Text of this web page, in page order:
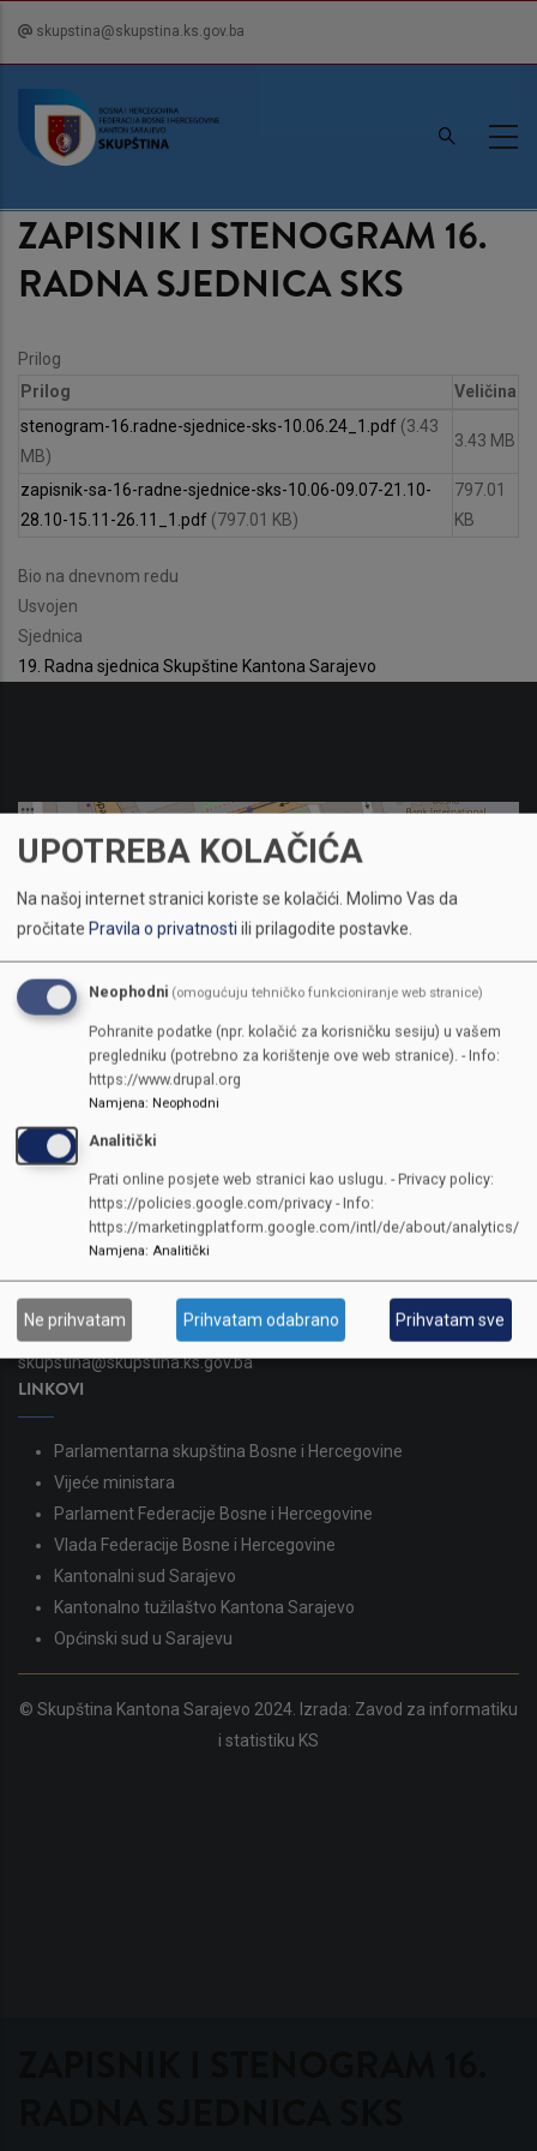
content
skupstina@skupstina.ks.gov.ba
ZAPISNIK I STENOGRAM 16.
RADNA SJEDNICA SKS
Prilog
Prilog
Veličina
stenogram-16.radne-sjednice-sks-10.06.24_1.pdf (3.43
MB)
3.43 MB
zapisnik-sa-16-radne-sjednice-sks-10.06-09.07-21.10-
28.10-15.11-26.11_1.pdf (797.01 KB)
797.01
KB
Bio na dnevnom redu
Usvojen
Sjednica
19. Radna sjednica Skupštine Kantona Sarajevo
KONTAKTI
SKUPŠTINA
387 33 562-044
387 33 562-210
skupstina@skupstina.ks.gov.ba
LINKOVI
Parlamentarna skupština Bosne i Hercegovine
Vijeće ministara
Parlament Federacije Bosne i Hercegovine
Vlada Federacije Bosne i Hercegovine
Kantonalni sud Sarajevo
Kantonalno tužilaštvo Kantona Sarajevo
Općinski sud u Sarajevu
© Skupština Kantona Sarajevo 2024. Izrada: Zavod za informatiku
i statistiku KS
UPOTREBA KOLAČIĆA
Na našoj internet stranici koriste se kolačići. Molimo Vas da
pročitate Pravila o privatnostiili prilagodite postavke.
Neophodni (omogućuju tehničko funkcioniranje web stranice)
Pohranite podatke (npr. kolačić za korisničku sesiju) u vašem
pregledniku (potrebno za korištenje ove web stranice). - Info:
https://www.drupal.org
Namjena: Neophodni
Analitički
Prati online posjete web stranici kao uslugu. - Privacy policy:
https://policies.google.com/privacy - Info:
https://marketingplatform.google.com/intl/de/about/analytics/
Namjena: Analitički
Ne prihvatam Prihvatam odabrano Prihvatam sve